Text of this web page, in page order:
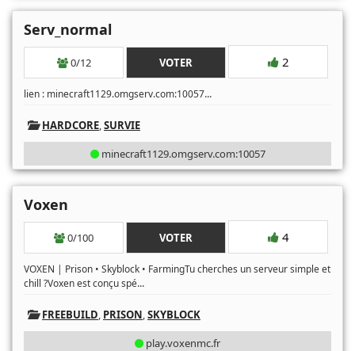
Serv_normal
0/12 VOTER 2
lien : minecraft1129.omgserv.com:10057...
HARDCORE,SURVIE
minecraft1129.omgserv.com:10057
Voxen
0/100 VOTER 4
VOXEN | Prison • Skyblock • FarmingTu cherches un serveur simple et
chill ?Voxen est conçu spé...
FREEBUILD, PRISON,SKYBLOCK
play.voxenmc.fr